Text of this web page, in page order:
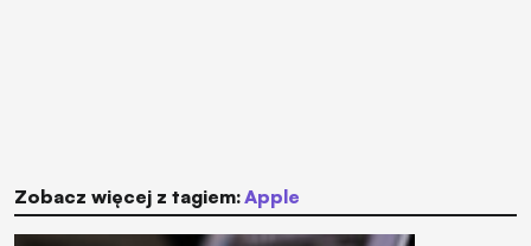
Zobacz więcej z tagiem: Apple